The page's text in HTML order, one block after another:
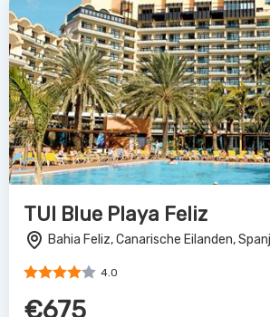
TUI Blue Playa Feliz
Bahia Feliz, Canarische Eilanden,
4.0
€675